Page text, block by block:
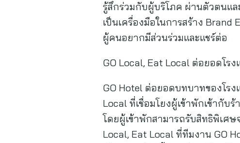
รู้สึกร่วมกับผู้บริโภค ผ่านตัวตนแ
เป็นเครื่องมือในการสร้าง Brand
ผู้คนอยากมีส่วนร่วมและแชร์ต่อ
GO Local, Eat Local ต่อยอดโร
GO Hotel ต่อยอดบทบาทของโร
Local ที่เชื่อมโยงผู้เข้าพักเข้ากับ
โดยผู้เข้าพักสามารถรับสิทธิพิเศ
Local, Eat Local ที่ทีมงาน GO